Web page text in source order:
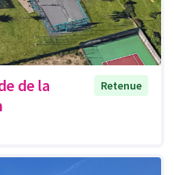
de la
Retenue